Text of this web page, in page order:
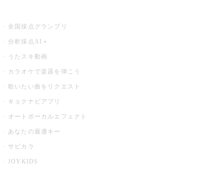
全国採点グランプリ
分析採点AI＋
うたスキ動画
カラオケで楽器を弾こう
歌いたい曲をリクエスト
キョクナビアプリ
オートボーカルエフェクト
あなたの最適キー
サビカラ
JOYKIDS